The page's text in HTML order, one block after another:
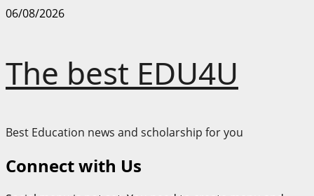
Skip
06/08/2026
The best EDU4U
Best Education news and scholarship for you
Connect with Us